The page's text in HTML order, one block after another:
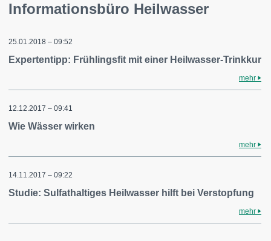
Informationsbüro Heilwasser
25.01.2018 – 09:52
Expertentipp: Frühlingsfit mit einer Heilwasser-Trinkkur
mehr
12.12.2017 – 09:41
Wie Wässer wirken
mehr
14.11.2017 – 09:22
Studie: Sulfathaltiges Heilwasser hilft bei Verstopfung
mehr